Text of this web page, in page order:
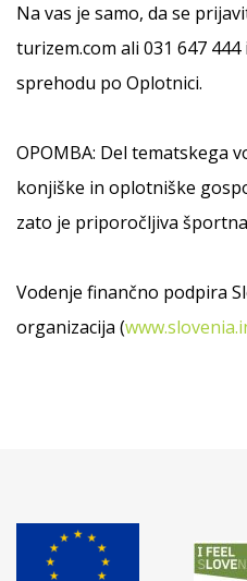
Na vas je samo, da se
turizem.com ali 031 647
sprehodu po Oplotnici.
OPOMBA: Del tematskega
konjiške in oplotniške
zato je priporočljiva
Vodenje finančno podpira
organizacija (